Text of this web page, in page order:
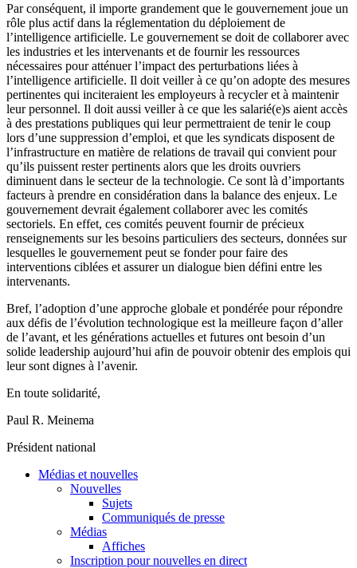
Par conséquent, il importe grandement que le gouvernement joue un
rôle plus actif dans la réglementation du déploiement de
l’intelligence artificielle. Le gouvernement se doit de collaborer avec
les industries et les intervenants et de fournir les ressources
nécessaires pour atténuer l’impact des perturbations liées à
l’intelligence artificielle. Il doit veiller à ce qu’on adopte des mesures
pertinentes qui inciteraient les employeurs à recycler et à maintenir
leur personnel. Il doit aussi veiller à ce que les salarié(e)s aient accès
à des prestations publiques qui leur permettraient de tenir le coup
lors d’une suppression d’emploi, et que les syndicats disposent de
l’infrastructure en matière de relations de travail qui convient pour
qu’ils puissent rester pertinents alors que les droits ouvriers
diminuent dans le secteur de la technologie. Ce sont là d’importants
facteurs à prendre en considération dans la balance des enjeux. Le
gouvernement devrait également collaborer avec les comités
sectoriels. En effet, ces comités peuvent fournir de précieux
renseignements sur les besoins particuliers des secteurs, données sur
lesquelles le gouvernement peut se fonder pour faire des
interventions ciblées et assurer un dialogue bien défini entre les
intervenants.
Bref, l’adoption d’une approche globale et pondérée pour répondre
aux défis de l’évolution technologique est la meilleure façon d’aller
de l’avant, et les générations actuelles et futures ont besoin d’un
solide leadership aujourd’hui afin de pouvoir obtenir des emplois qui
leur sont dignes à l’avenir.
En toute solidarité,
Paul R. Meinema
Président national
Médias et nouvelles
Nouvelles
Sujets
Communiqués de presse
Médias
Affiches
Inscription pour nouvelles en direct